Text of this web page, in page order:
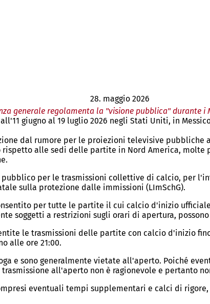
28. maggio 2026
generale regolamenta la "visione pubblica" durante i
giugno al 19 luglio 2026 negli Stati Uniti, in
dal rumore per le proiezioni televisive pubbliche
rispetto alle sedi delle partite in Nord America,
per le trasmissioni collettive di calcio, per
sulla protezione dalle immissioni (LImSchG).
per tutte le partite il cui calcio d'inizio ufficiale
soggetti a restrizioni sugli orari di apertura,
le trasmissioni delle partite con calcio d'inizio
alle ore 21:00.
e sono generalmente vietate all'aperto. Poiché
all'aperto non è ragionevole e pertanto
eventuali tempi supplementari e calci di